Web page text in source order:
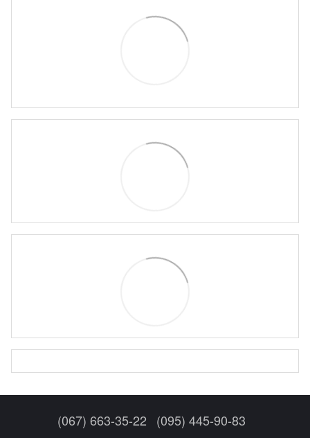
(067) 663-35-22 (095) 445-90-83